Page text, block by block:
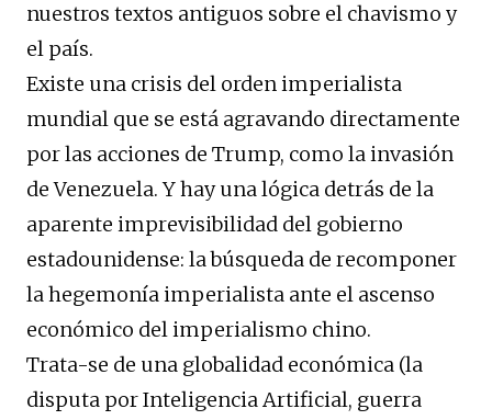
nuestros textos antiguos sobre el chavismo y
el país.
Existe una crisis del orden imperialista
mundial que se está agravando directamente
por las acciones de Trump, como la invasión
de Venezuela. Y hay una lógica detrás de la
aparente imprevisibilidad del gobierno
estadounidense: la búsqueda de recomponer
la hegemonía imperialista ante el ascenso
económico del imperialismo chino.
Trata-se de una globalidad económica (la
disputa por Inteligencia Artificial, guerra